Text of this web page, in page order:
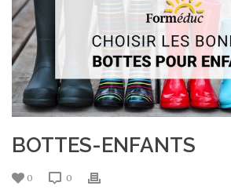
BOTTES-ENFANTS
0 0